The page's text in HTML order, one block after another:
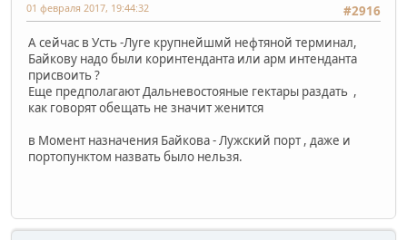
#2916
01 февраля 2017, 19:44:32
А сейчас в Усть -Луге крупнейшмй нефтяной терминал,
Байкову надо были коринтенданта или арм интенданта
присвоить ?
Еще предполагают Дальневостояные гектары раздать ,
как говорят обещать не значит женится
в Момент назначения Байкова - Лужский порт , даже и
портопунктом назвать было нельзя.